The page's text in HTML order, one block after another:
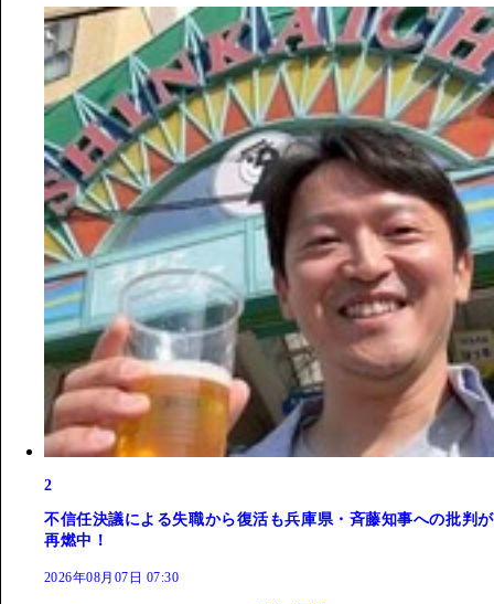
2
不信任決議による失職から復活も兵庫県・斉藤知事への批判が
再燃中！
2026年08月07日 07:30